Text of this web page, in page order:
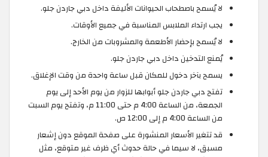
لا يُسمح باصطحاب الحيوانات الأليفة داخل دبي جاردن جلو.
يجب ارتداء الملابس المناسبة في جميع الأوقات.
لا يُسمح بإحضار الأطعمة والمشروبات من الخارج.
يُمنع التدخين داخل دبي جاردن جلو.
يسمح بآخر دخول للمكان قبل ساعة واحدة من وقت الإغلاق.
تفتح دبي جاردن جلو أبوابها للزوار من يوم الأحد إلى يوم
الجمعة، من الساعة 4:00 م حتى 11:00 م، وتفتح يوم السبت
من الساعة 4:00 م إلى 12:00 ص.
قد تتغير الأسعار المنشورة على صفحة الموقع دون إشعار
مسبق، لا سيما في حالة حدوث أي ظرف غير متوقع، مثل